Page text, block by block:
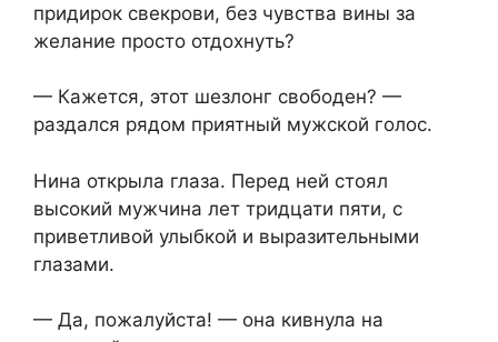
придирок свекрови, без чувства вины за
желание просто отдохнуть?
— Кажется, этот шезлонг свободен? —
раздался рядом приятный мужской голос.
Нина открыла глаза. Перед ней стоял
высокий мужчина лет тридцати пяти, с
приветливой улыбкой и выразительными
глазами.
— Да, пожалуйста! — она кивнула на